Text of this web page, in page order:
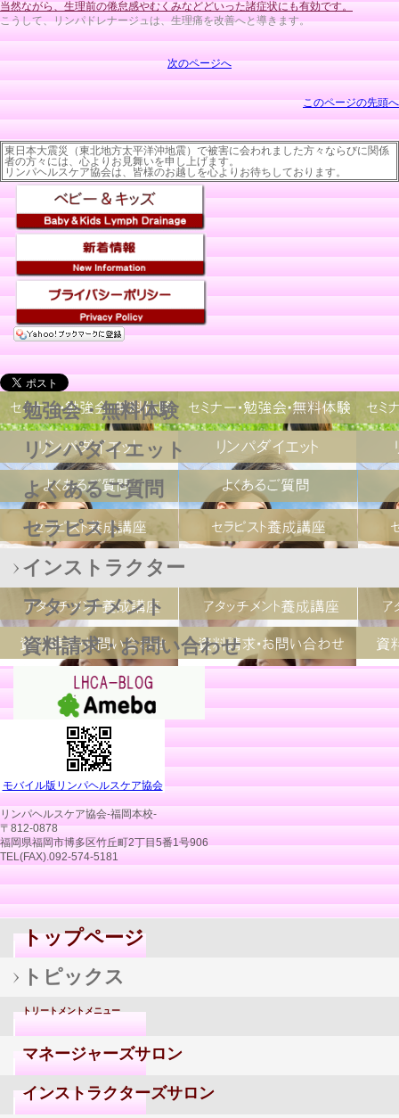
当然ながら、生理前の倦怠感やむくみなどどいった諸症状にも有効です。
こうして、リンパドレナージュは、生理痛を改善へと導きます。
次のページへ
このページの先頭へ
東日本大震災（東北地方太平洋沖地震）で被害に会われました方々ならびに関係
者の方々には、心よりお見舞いを申し上げます。
リンパヘルスケア協会は、皆様のお越しを心よりお待ちしております。
勉強会・無料体験
リンパダイエット
よくあるご質問
セラピスト
インストラクター
アタッチメント
資料請求・お問い合わせ
モバイル版リンパヘルスケア協会
リンパヘルスケア協会‐福岡本校‐
〒812-0878
福岡県福岡市博多区竹丘町2丁目5番1号906
TEL(FAX).092-574-5181
トップページ
トピックス
トリートメントメニュー
マネージャーズサロン
インストラクターズサロン